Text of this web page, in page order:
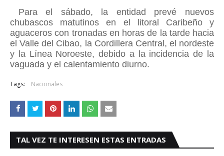
Para el sábado, la entidad prevé nuevos
chubascos matutinos en el litoral Caribeño y
aguaceros con tronadas en horas de la tarde hacia
el Valle del Cibao, la Cordillera Central, el nordeste
y la Línea Noroeste, debido a la incidencia de la
vaguada y el calentamiento diurno.
Tags: Nacionales
TAL VEZ TE INTERESEN ESTAS ENTRADAS